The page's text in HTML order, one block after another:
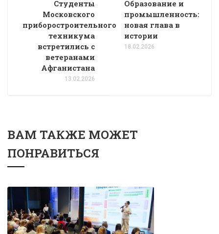
Студенты
Московского
приборостроительного
техникума
встретились с
ветеранами
Афганистана
13.02.2026
Образование и
промышленность:
новая глава в
истории
18.02.2026
ВАМ ТАКЖЕ МОЖЕТ
ПОНРАВИТЬСЯ